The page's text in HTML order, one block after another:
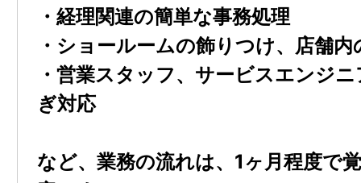
・経理関連の簡単な事務処理
・ショールームの飾りつけ、店舗
・営業スタッフ、サービスエンジ
ぎ対応
など、業務の流れは、1ヶ月程度で